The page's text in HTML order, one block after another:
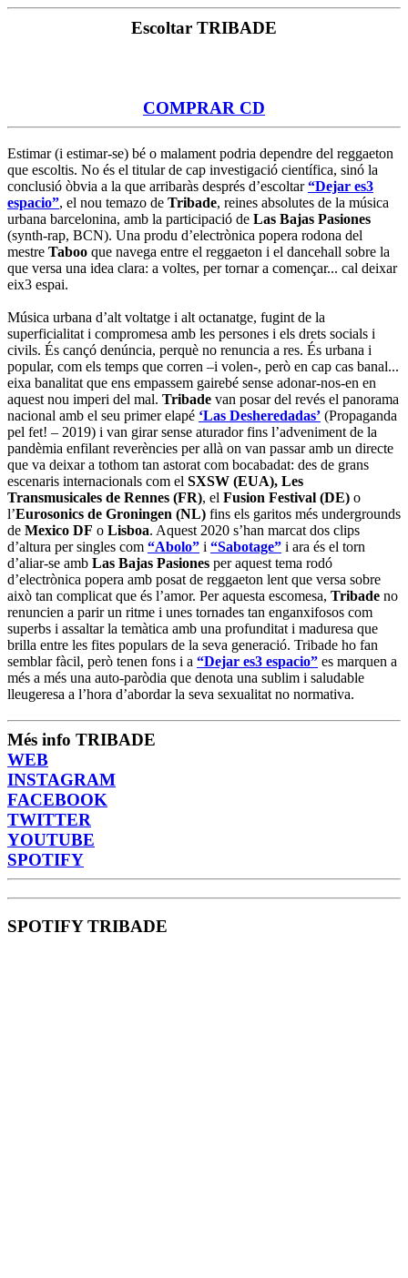
Escoltar TRIBADE
COMPRAR CD
Estimar (i estimar-se) bé o malament podria dependre del reggaeton
que escoltis. No és el titular de cap investigació científica, sinó la
conclusió òbvia a la que arribaràs després d’escoltar“Dejar es3
espacio”, el nou temazo de Tribade, reines absolutes de la música
urbana barcelonina, amb la participació de Las Bajas Pasiones
(synth-rap, BCN). Una produ d’electrònica popera rodona del
mestre Taboo que navega entre el reggaeton i el dancehall sobre la
que versa una idea clara: a voltes, per tornar a començar... cal deixar
eix3 espai.
Música urbana d’alt voltatge i alt octanatge, fugint de la
superficialitat i compromesa amb les persones i els drets socials i
civils. És cançó denúncia, perquè no renuncia a res. És urbana i
popular, com els temps que corren –i volen-, però en cap cas banal...
eixa banalitat que ens empassem gairebé sense adonar-nos-en en
aquest nou imperi del mal. Tribade van posar del revés el panorama
nacional amb el seu primer elapé ‘Las Desheredadas’ (Propaganda
pel fet! – 2019) i van girar sense aturador fins l’adveniment de la
pandèmia enfilant reverències per allà on van passar amb un directe
que va deixar a tothom tan astorat com bocabadat: des de grans
escenaris internacionals com el SXSW (EUA), Les
Transmusicales de Rennes (FR), el Fusion Festival (DE) o
l’Eurosonics de Groningen (NL) fins els garitos més undergrounds
de Mexico DF o Lisboa. Aquest 2020 s’han marcat dos clips
d’altura per singles com “Abolo” i “Sabotage” i ara és el torn
d’aliar-se amb Las Bajas Pasiones per aquest tema rodó
d’electrònica popera amb posat de reggaeton lent que versa sobre
això tan complicat que és l’amor. Per aquesta escomesa, Tribade no
renuncien a parir un ritme i unes tornades tan enganxifosos com
superbs i assaltar la temàtica amb una profunditat i maduresa que
brilla entre les fites populars de la seva generació. Tribade ho fan
semblar fàcil, però tenen fons i a “Dejar es3 espacio” es marquen a
més a més una auto-paròdia que denota una sublim i saludable
lleugeresa a l’hora d’abordar la seva sexualitat no normativa.
Més info TRIBADE
WEB
INSTAGRAM
FACEBOOK
TWITTER
YOUTUBE
SPOTIFY
SPOTIFY TRIBADE